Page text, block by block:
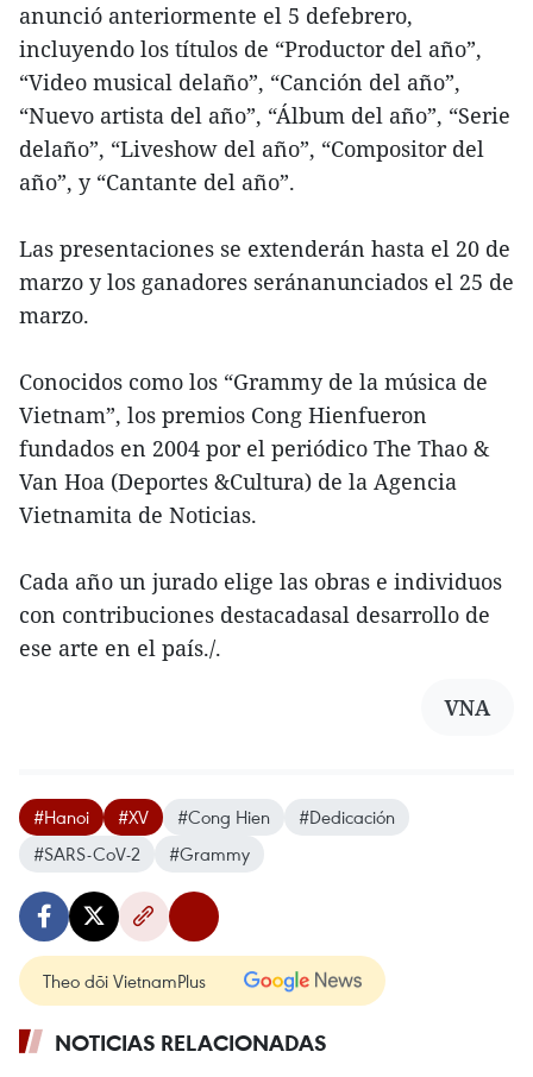
anunció anteriormente el 5 defebrero,
incluyendo los títulos de “Productor del año”,
“Video musical delaño”, “Canción del año”,
“Nuevo artista del año”, “Álbum del año”, “Serie
delaño”, “Liveshow del año”, “Compositor del
año”, y “Cantante del año”.
Las presentaciones se extenderán hasta el 20 de
marzo y los ganadores seránanunciados el 25 de
marzo.
Conocidos como los “Grammy de la música de
Vietnam”, los premios Cong Hienfueron
fundados en 2004 por el periódico The Thao &
Van Hoa (Deportes &Cultura) de la Agencia
Vietnamita de Noticias.
Cada año un jurado elige las obras e individuos
con contribuciones destacadasal desarrollo de
ese arte en el país./.
VNA
#Hanoi #XV #Cong Hien
#Dedicación
#SARS-CoV-2
#Grammy
Theo dõi VietnamPlus
NOTICIAS RELACIONADAS